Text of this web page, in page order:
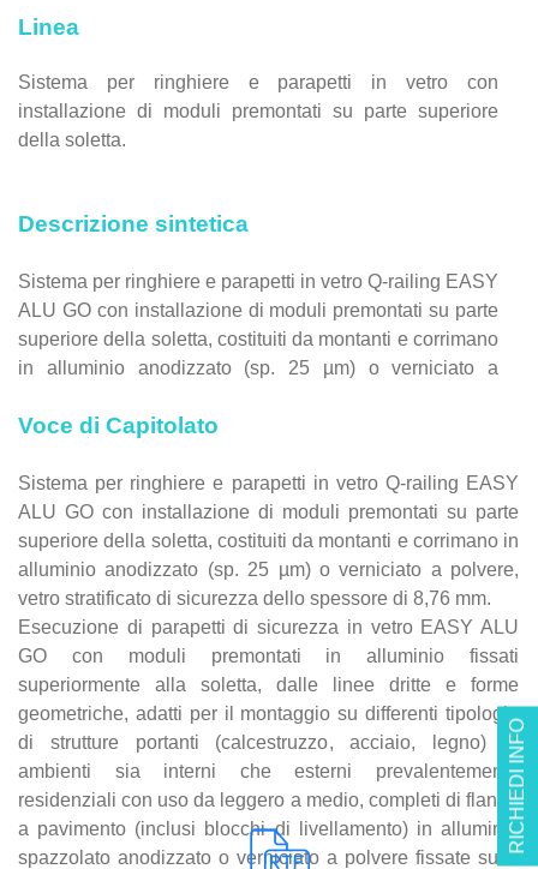
RICHIEDI INFO
Linea
Sistema per ringhiere e parapetti in vetro con
installazione di moduli premontati su parte superiore
della soletta.
Descrizione sintetica
Sistema per ringhiere e parapetti in vetro Q-railing EASY
ALU GO con installazione di moduli premontati su parte
superiore della soletta, costituiti da montanti e corrimano
in alluminio anodizzato (sp. 25 µm) o verniciato a
8,76 mm.
Voce di Capitolato
Sistema per ringhiere e parapetti in vetro Q-railing EASY
ALU GO con installazione di moduli premontati su parte
superiore della soletta, costituiti da montanti e corrimano in
alluminio anodizzato (sp. 25 µm) o verniciato a polvere,
vetro stratificato di sicurezza dello spessore di 8,76 mm.
Esecuzione di parapetti di sicurezza in vetro EASY ALU
GO con moduli premontati in alluminio fissati
superiormente alla soletta, dalle linee dritte e forme
geometriche, adatti per il montaggio su differenti tipologie
di strutture portanti (calcestruzzo, acciaio, legno) in
ambienti sia interni che esterni prevalentemente
residenziali con uso da leggero a medio, completi di flange
a pavimento (inclusi blocchi di livellamento) in alluminio
spazzolato anodizzato o verniciato a polvere fissate sulla